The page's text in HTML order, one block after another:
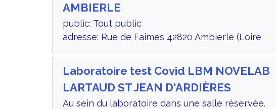
AMBIERLE
public: Tout public
adresse: Rue de Faimes 42820 Ambierle (Loire
Laboratoire test Covid LBM NOVELAB
LARTAUD ST JEAN D'ARDIÈRES
Au sein du laboratoire dans une salle réservée.